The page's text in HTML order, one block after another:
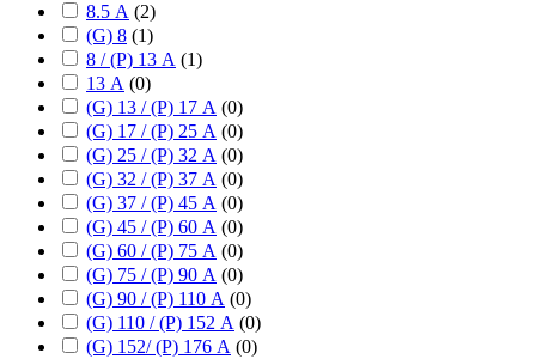
8.5 А (2)
(G) 8 (1)
8 / (P) 13 А (1)
13 А (0)
(G) 13 / (P) 17 А (0)
(G) 17 / (P) 25 А (0)
(G) 25 / (P) 32 А (0)
(G) 32 / (P) 37 А (0)
(G) 37 / (P) 45 А (0)
(G) 45 / (P) 60 А (0)
(G) 60 / (P) 75 А (0)
(G) 75 / (P) 90 А (0)
(G) 90 / (P) 110 А (0)
(G) 110 / (P) 152 А (0)
(G) 152/ (P) 176 А (0)